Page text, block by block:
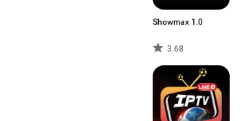
Showmax 1.0
3.68